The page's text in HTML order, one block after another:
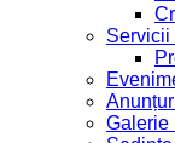
Servicii
Galerie